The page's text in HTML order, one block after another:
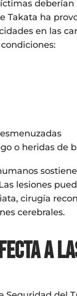
Takata ha
en las
o heridas de
lesiones
cirugía
cerebrales.
a